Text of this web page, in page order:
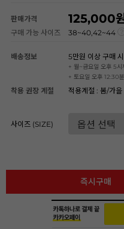
판매가격 125,000
구매 가능 사이즈 38~40,42~44
배송정보 5만원 이상 구매
+ 월~금요일 오후 5
+ 토요일 오후 12:30
착용 권장 계절 적용계절 : 봄/가을
사이즈 (SIZE)
즉시구매